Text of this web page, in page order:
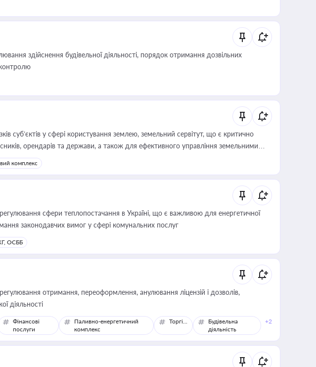
здійснення будівельної діяльності, порядок отримання дозвільних
суб’єктів у сфері користування землею, земельний сервітут, що є критично
орендарів та держави, а також для ефективного управління земельними
комплекс
сфери теплопостачання в Україні, що є важливою для енергетичної
законодавчих вимог у сфері комунальних послуг
ОСББ
отримання, переоформлення, анулювання ліцензій і дозволів,
діяльності
Фінансові
послуги
Паливно-енергетичний
комплекс
Торгівля
Будівельна
діяльність
+2